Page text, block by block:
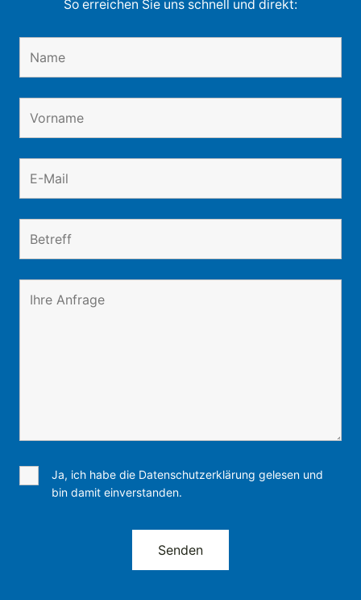
So erreichen Sie uns schnell und direkt:
Ja, ich habe die Datenschutzerklärung gelesen und
bin damit einverstanden.